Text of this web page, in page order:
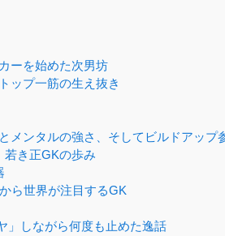
ーを始めた次男坊
ップ一筋の生え抜き
メンタルの強さ、そしてビルドアップ
若き正GKの歩み
ら世界が注目するGK
」しながら何度も止めた逸話